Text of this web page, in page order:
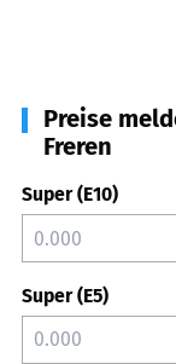
Preise
Freren
Super (E10)
Super (E5)